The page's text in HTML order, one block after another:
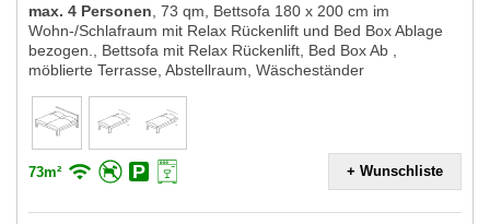
max. 4 Personen 73 qm, Bettsofa 180 x 200 cm im
Wohn-/Schlafraum mit Relax Rückenlift und Bed Box Ablage
bezogen., Bettsofa mit Relax Rückenlift, Bed Box Ab ,
möblierte Terrasse, Abstellraum, Wäscheständer
73m² + Wunschliste